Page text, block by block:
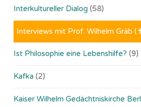
Interkultureller Dialog (58)
Interviews mit Prof. Wilhelm Gräb
Ist Philosophie eine Lebenshilfe? (9)
Kafka (2)
Kaiser Wilhelm Gedächtniskirche